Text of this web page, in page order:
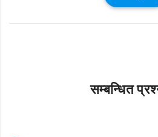
सम्बन्धित